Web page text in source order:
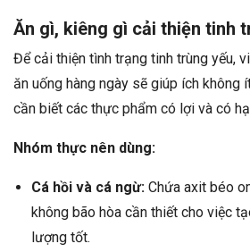
Ăn gì, kiêng gì cải thiện tinh
Để cải thiện tình trạng tinh trùng yếu,
ăn uống hàng ngày sẽ giúp ích không
cần biết các thực phẩm có lợi và có
Nhóm thực nên dùng:
Cá hồi và cá ngừ: Chứa axit béo
không bão hòa cần thiết cho việc
lượng tốt.